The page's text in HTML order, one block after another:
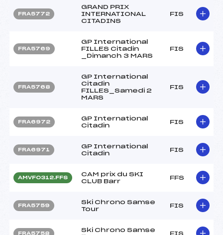
FRA5772
GRAND PRIX
INTERNATIONAL
CITADINS
FIS
FRA5769
GP International
FILLES Citadin
_Dimanch 3 MARS
FIS
FRA5768
GP International
Citadin
FILLES_Samedi 2
MARS
FIS
FRA6972
GP International
Citadin
FIS
FRA6971
GP International
Citadin
FIS
AMVF0312.FFS
CAM prix du SKI
CLUB Barr
FFS
FRA5759
Ski Chrono Samse
Tour
FIS
FRA5758
Ski Chrono Samse
FIS